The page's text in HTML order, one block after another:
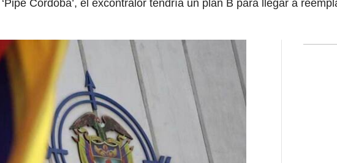
Córdoba’, el excontralor tendría un plan B para llegar a